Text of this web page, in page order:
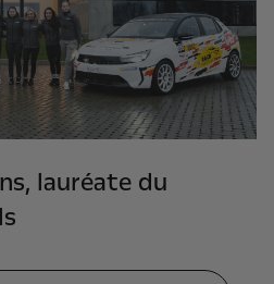
lauréate du